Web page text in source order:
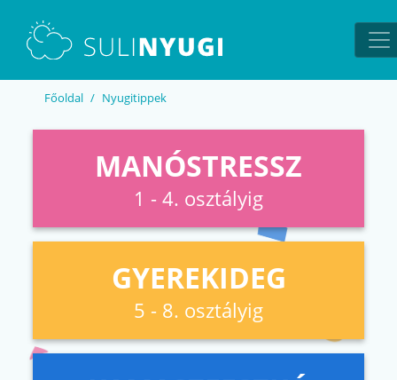
Főoldal Nyugitippek
MANÓSTRESSZ
1 - 4. osztályig
GYEREKIDEG
5 - 8. osztályig